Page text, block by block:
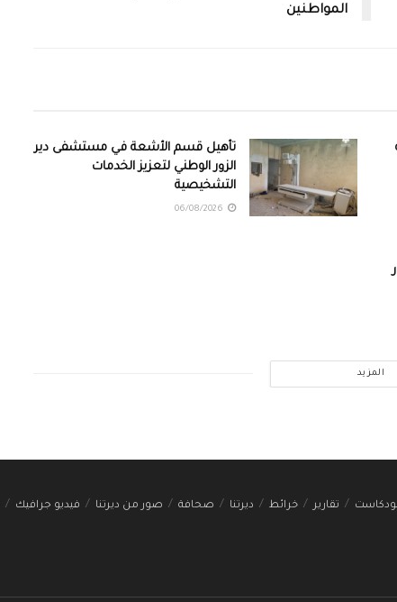
المواطنين
تأهيل قسم الأشعة في مستشفى دير
الزور الوطني لتعزيز الخدمات
التشخيصية
المزيد
تقارير خرائط ديرتنا صحافة صور من ديرتنا فيديو جرافيك